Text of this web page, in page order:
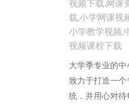
大学季专业的
致力于打造一
统，并用心对待